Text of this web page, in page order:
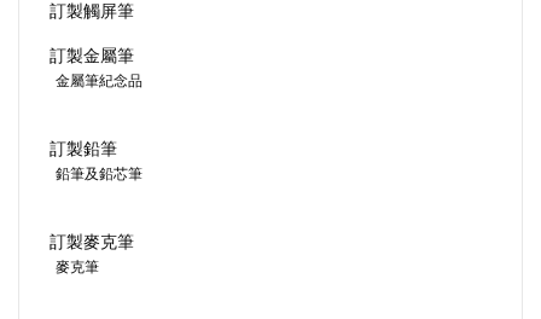
訂製觸屏筆
訂製金屬筆
金屬筆紀念品
訂製鉛筆
鉛筆及鉛芯筆
訂製麥克筆
麥克筆